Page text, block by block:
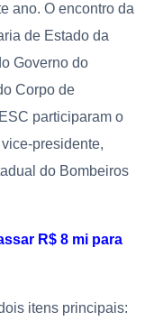
ano. O encontro da
de Estado da
Governo do
Corpo de
participaram o
presidente,
do Bombeiros
R$ 8 mi para
itens principais: